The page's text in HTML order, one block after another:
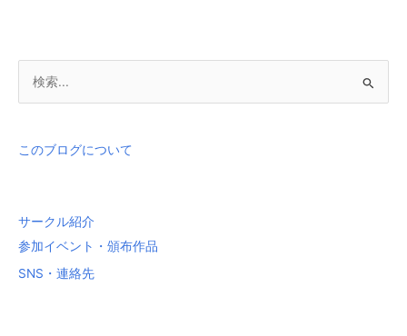
象
このブログについて
サークル紹介
参加イベント・頒布作品
SNS・連絡先